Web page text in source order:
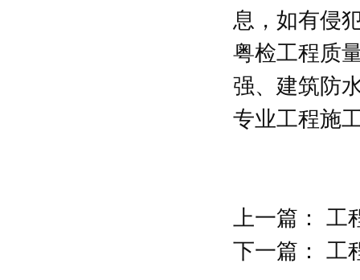
息，如有侵
粤检工程质
强、建筑防
专业工程施
上一篇： 工
下一篇： 工